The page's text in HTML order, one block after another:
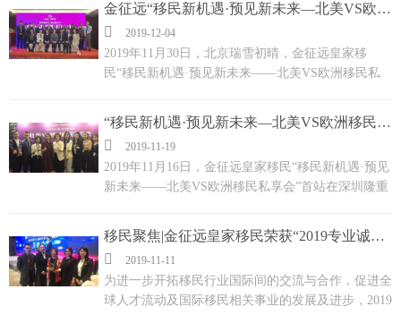
金征远“移民新机遇·预见新未来—北美VS欧洲移民私享会”圆满成功
 2019-12-04
2019年11月30日，北京瑞雪初晴，金征远皇家移
民“移民新机遇·预见新未来——北美VS欧洲移民私
“移民新机遇·预见新未来—北美VS欧洲移民私享会”深圳首站告捷
 2019-11-19
2019年11月16日，金征远皇家移民“移民新机遇·预见
新未来——北美VS欧洲移民私享会”首站在深圳隆重
国，希腊及土耳其移民与出国投资等项目，受到了现
场来宾朋友们的好评。...
移民聚焦|金征远皇家移民荣获“2019专业诚信机构建设奖”
 2019-11-11
为进一步开拓移民行业国际间的交流与合作，促进全
球人才流动及国际移民相关事业的发展及进步，2019